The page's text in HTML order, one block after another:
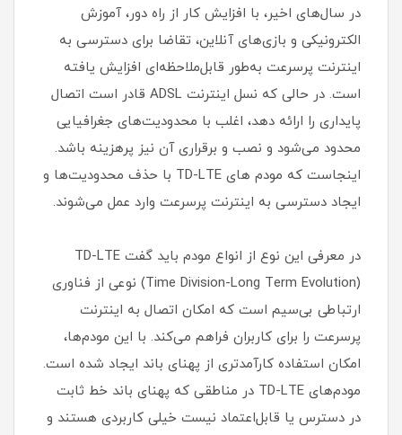
در سال‌های اخیر، با افزایش کار از راه دور، آموزش
الکترونیکی و بازی‌های آنلاین، تقاضا برای دسترسی به
اینترنت پرسرعت به‌طور قابل‌ملاحظه‌ای افزایش یافته
است. در حالی که نسل اینترنت ADSL قادر است اتصال
پایداری را ارائه دهد، اغلب با محدودیت‌های جغرافیایی
محدود می‌شود و نصب و برقراری آن نیز پرهزینه باشد.
اینجاست که مودم های TD-LTE با حذف محدودیت‌ها و
ایجاد دسترسی به اینترنت پرسرعت وارد عمل می‌شوند.
در معرفی این نوع از انواع مودم باید گفت TD-LTE
(Time Division-Long Term Evolution) نوعی از فناوری
ارتباطی بی‌سیم است که امکان اتصال به اینترنت
پرسرعت را برای کاربران فراهم می‌کند. با این مودم‌ها،
امکان استفاده کارآمدتری از پهنای باند ایجاد شده است.
مودم‌های TD-LTE در مناطقی که پهنای باند خط ثابت
در دسترس یا قابل‌اعتماد نیست خیلی کاربردی هستند و